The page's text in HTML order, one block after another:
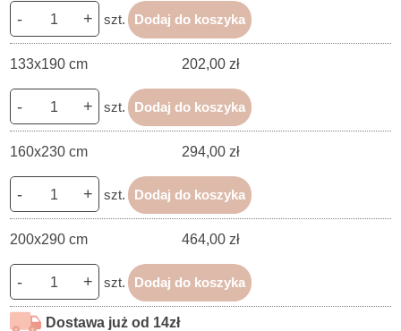
- + szt. Dodaj do koszyka
133x190 cm 202,00 zł
- + szt. Dodaj do koszyka
160x230 cm 294,00 zł
- + szt. Dodaj do koszyka
200x290 cm 464,00 zł
- + szt. Dodaj do koszyka
Dostawa już od 14zł